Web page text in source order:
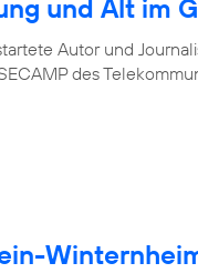
und Alt im
Autor und
des